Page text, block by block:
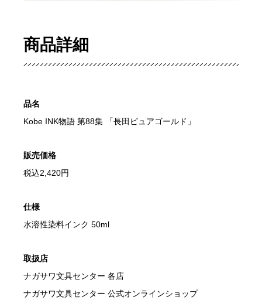
商品詳細
品名
Kobe INK物語 第88集 「長田ピュアゴールド」
販売価格
税込2,420円
仕様
水溶性染料インク 50ml
取扱店
ナガサワ文具センター 各店
ナガサワ文具センター 公式オンラインショップ